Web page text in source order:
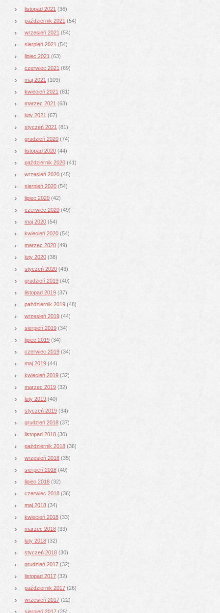
listopad 2021 (36)
październik 2021 (54)
wrzesień 2021 (54)
sierpień 2021 (54)
lipiec 2021 (63)
czerwiec 2021 (69)
maj 2021 (109)
kwiecień 2021 (81)
marzec 2021 (63)
luty 2021 (67)
styczeń 2021 (81)
grudzień 2020 (74)
listopad 2020 (44)
październik 2020 (41)
wrzesień 2020 (45)
sierpień 2020 (54)
lipiec 2020 (42)
czerwiec 2020 (49)
maj 2020 (54)
kwiecień 2020 (54)
marzec 2020 (49)
luty 2020 (38)
styczeń 2020 (43)
grudzień 2019 (40)
listopad 2019 (37)
październik 2019 (48)
wrzesień 2019 (44)
sierpień 2019 (34)
lipiec 2019 (34)
czerwiec 2019 (34)
maj 2019 (44)
kwiecień 2019 (32)
marzec 2019 (32)
luty 2019 (40)
styczeń 2019 (34)
grudzień 2018 (37)
listopad 2018 (30)
październik 2018 (36)
wrzesień 2018 (35)
sierpień 2018 (40)
lipiec 2018 (32)
czerwiec 2018 (36)
maj 2018 (34)
kwiecień 2018 (33)
marzec 2018 (33)
luty 2018 (32)
styczeń 2018 (30)
grudzień 2017 (32)
listopad 2017 (32)
październik 2017 (26)
wrzesień 2017 (22)
sierpień 2017 (25)